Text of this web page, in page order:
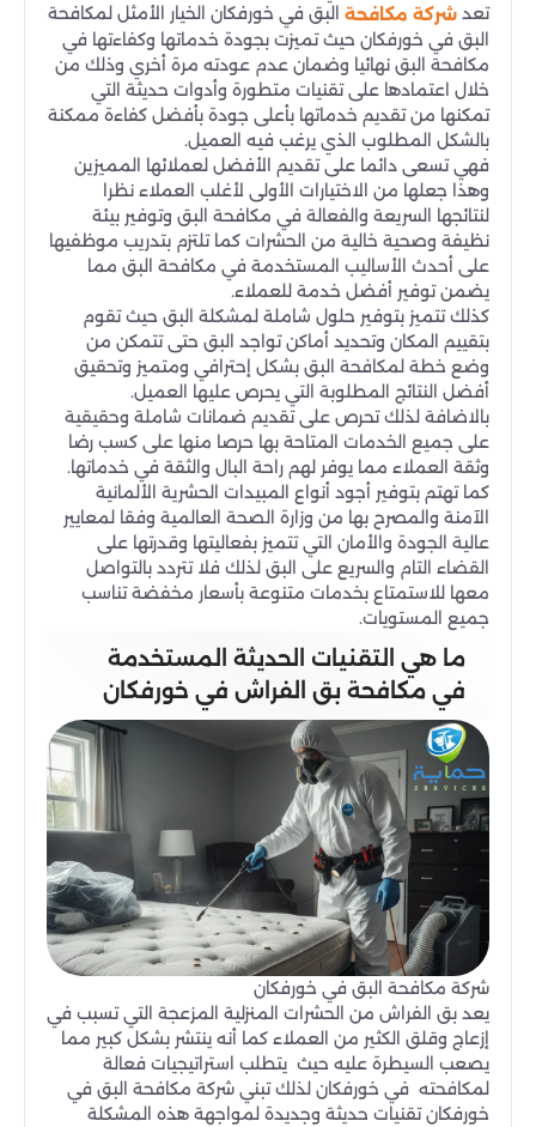
تعد شركة مكافحة البق في خورفكان الخيار الأمثل لمكافحة
البق في خورفكان حيث تميزت بجودة خدماتها وكفاءتها في
مكافحة البق نهائيا وضمان عدم عودته مرة أخري وذلك من
خلال اعتمادها على تقنيات متطورة وأدوات حديثة التي
تمكنها من تقديم خدماتها بأعلى جودة بأفضل كفاءة ممكنة
بالشكل المطلوب الذي يرغب فيه العميل.
فهي تسعى دائما على تقديم الأفضل لعملائها المميزين
وهذا جعلها من الاختيارات الأولى لأغلب العملاء نظرا
لنتائجها السريعة والفعالة في مكافحة البق وتوفير بيئة
نظيفة وصحية خالية من الحشرات كما تلتزم بتدريب موظفيها
على أحدث الأساليب المستخدمة في مكافحة البق مما
يضمن توفير أفضل خدمة للعملاء.
كذلك تتميز بتوفير حلول شاملة لمشكلة البق حيث تقوم
بتقييم المكان وتحديد أماكن تواجد البق حتى تتمكن من
وضع خطة لمكافحة البق بشكل إحترافي ومتميز وتحقيق
أفضل النتائج المطلوبة التي يحرص عليها العميل.
بالاضافة لذلك تحرص على تقديم ضمانات شاملة وحقيقية
على جميع الخدمات المتاحة بها حرصا منها على كسب رضا
وثقة العملاء مما يوفر لهم راحة البال والثقة في خدماتها.
كما تهتم بتوفير أجود أنواع المبيدات الحشرية الألمانية
الآمنة والمصرح بها من وزارة الصحة العالمية وفقا لمعايير
عالية الجودة والأمان التي تتميز بفعاليتها وقدرتها على
القضاء التام والسريع على البق لذلك فلا تتردد بالتواصل
معها للاستمتاع بخدمات متنوعة بأسعار مخفضة تناسب
جميع المستويات.
ما هي التقنيات الحديثة المستخدمة
في مكافحة بق الفراش في خورفكان
شركة مكافحة البق في خورفكان
يعد بق الفراش من الحشرات المنزلية المزعجة التي تسبب في
إزعاج وقلق الكثير من العملاء كما أنه ينتشر بشكل كبير مما
يصعب السيطرة عليه حيث يتطلب استراتيجيات فعالة
لمكافحته في خورفكان لذلك تبني شركة مكافحة البق في
خورفكان تقنيات حديثة وجديدة لمواجهة هذه المشكلة